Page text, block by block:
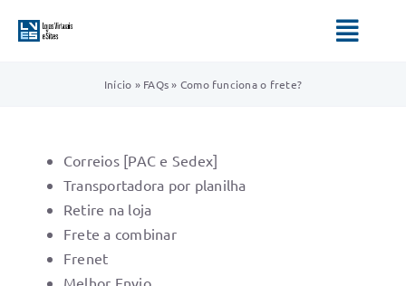
para
Início » FAQs» Como funciona o frete?
Correios [PAC e Sedex]
Transportadora por planilha
Retire na loja
Frete a combinar
Frenet
Melhor Envio